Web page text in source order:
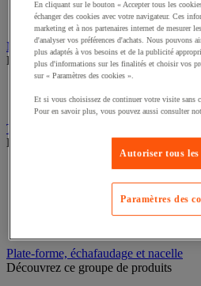
Caisson de laboratoire
Paillasse
Marchepied, escabeau et échelle
Découvrez ce groupe de produits
Escabeau et marchepied
Transpalette
Découvrez ce groupe de produits
Transpalette électrique
Transpalette manuel
Transpalette haute levée
Transpalette peseur
Plate-forme, échafaudage et nacelle
Découvrez ce groupe de produits
En cliquant sur le bouton « Accepter tous les
échanger des cookies avec votre navigateur. Ces
marketing et à nos partenaires internet de mesurer
d'analyser vos préférences d'achats. Nous pouvons
plus adaptés à vos besoins et de la publicité
plus d'informations sur les finalités et choisir vos
sur « Paramètres des cookies ».
Et si vous choisissez de continuer votre visite sans
Pour en savoir plus, vous pouvez aussi consulter
Autoriser tous les
Paramètres des